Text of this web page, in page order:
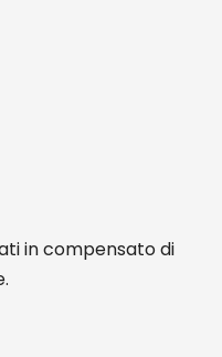
in compensato di